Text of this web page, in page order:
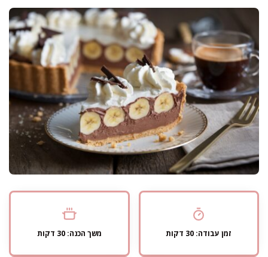
זמן עבודה: 30 דקות משך הכנה: 30 דקות